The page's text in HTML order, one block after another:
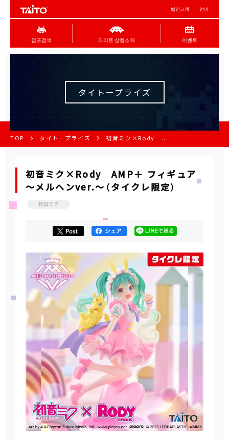
법인고객 언어
점포검색 타이토 상품소개 이벤트
タイトープライズ
TOP タイトープライズ 初音ミク×Rody ...
初音ミク×Rody AMP＋ フィギュア
～メルヘンver.～（タイクレ限定）
初音ミク